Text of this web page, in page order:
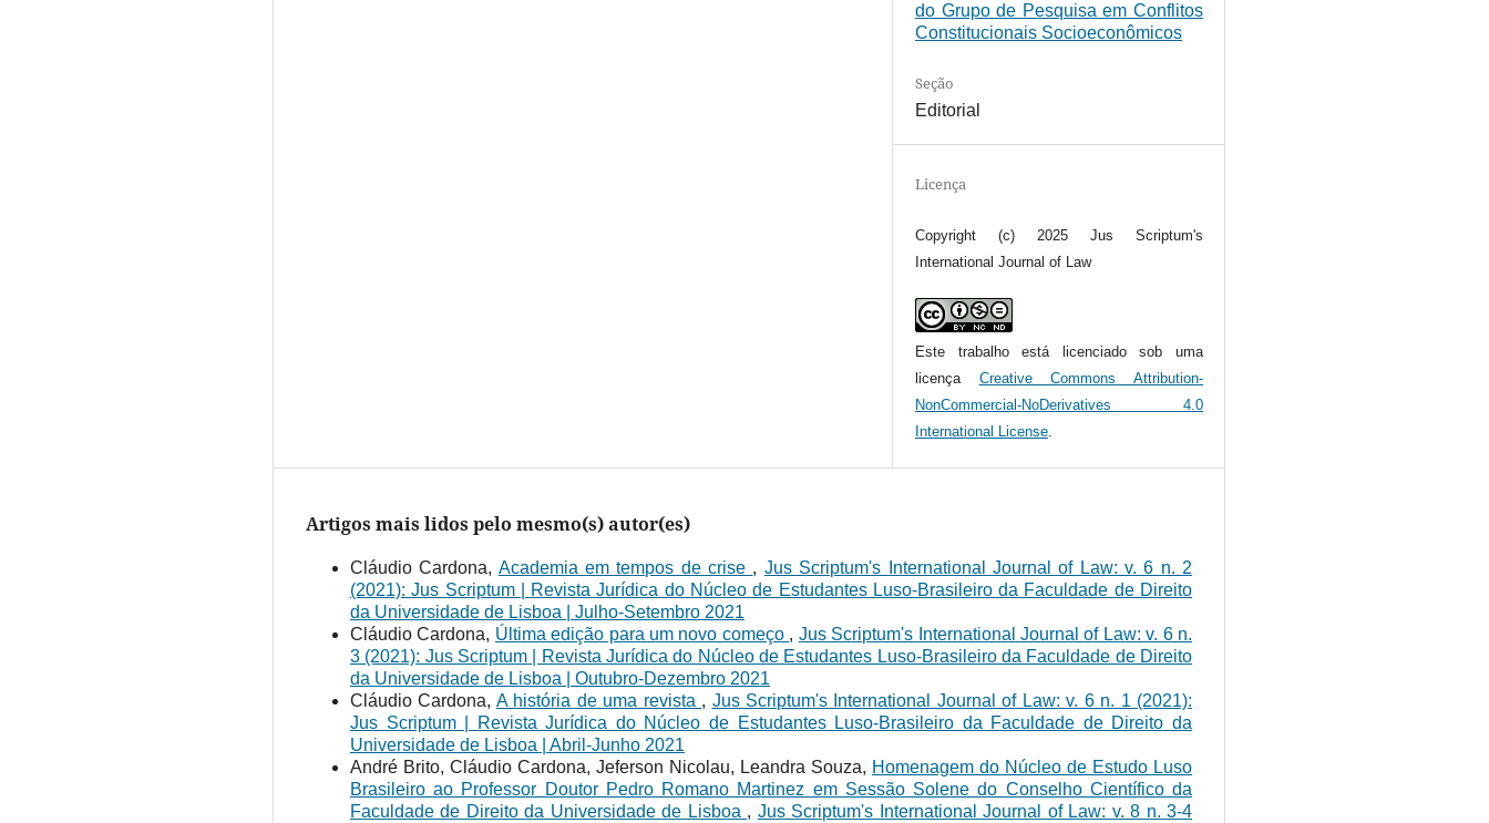
do Grupo de Pesquisa em Conflitos
Constitucionais Socioeconômicos
Seção
Editorial
Licença
Copyright (c) 2025 Jus Scriptum's
International Journal of Law
Este trabalho está licenciado sob uma
licença Creative Commons Attribution-
NonCommercial-NoDerivatives 4.0
International License.
Artigos mais lidos pelo mesmo(s) autor(es)
Cláudio Cardona, Academia em tempos de crise , Jus Scriptum's International Journal of Law: v. 6 n. 2
(2021): Jus Scriptum | Revista Jurídica do Núcleo de Estudantes Luso-Brasileiro da Faculdade de Direito
da Universidade de Lisboa | Julho-Setembro 2021
Cláudio Cardona, Última edição para um novo começo , Jus Scriptum's International Journal of Law: v. 6 n.
3 (2021): Jus Scriptum | Revista Jurídica do Núcleo de Estudantes Luso-Brasileiro da Faculdade de Direito
da Universidade de Lisboa | Outubro-Dezembro 2021
Cláudio Cardona, A história de uma revista , Jus Scriptum's International Journal of Law: v. 6 n. 1 (2021):
Jus Scriptum | Revista Jurídica do Núcleo de Estudantes Luso-Brasileiro da Faculdade de Direito da
Universidade de Lisboa | Abril-Junho 2021
André Brito, Cláudio Cardona, Jeferson Nicolau, Leandra Souza, Homenagem do Núcleo de Estudo Luso
Brasileiro ao Professor Doutor Pedro Romano Martinez em Sessão Solene do Conselho Científico da
Faculdade de Direito da Universidade de Lisboa , Jus Scriptum's International Journal of Law: v. 8 n. 3-4